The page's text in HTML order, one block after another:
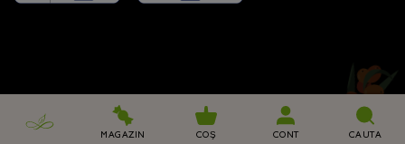
MAGAZIN COŞ CONT CAUTA